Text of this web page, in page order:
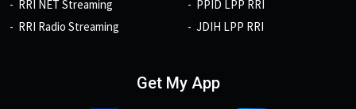
RRI NET Streaming
RRI Radio Streaming
PPID LPP RRI
JDIH LPP RRI
Get My App